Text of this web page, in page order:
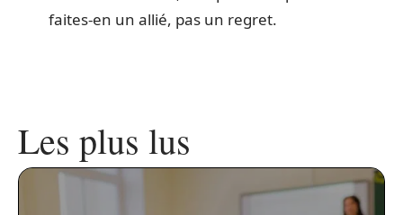
faites-en un allié, pas un regret.
Les plus lus